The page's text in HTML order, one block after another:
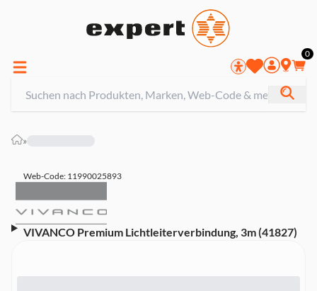
0
»
Web-Code: 11990025893
VIVANCO Premium Lichtleiterverbindung, 3m (41827)